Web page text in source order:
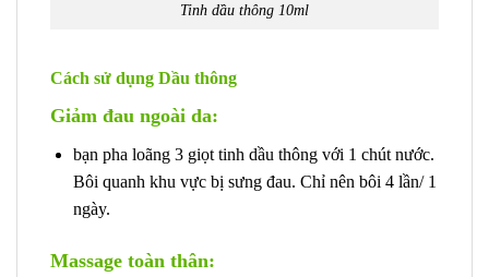
Tinh dầu thông 10ml
Cách sử dụng Dầu thông
Giảm đau ngoài da:
bạn pha loãng 3 giọt tinh dầu thông với 1 chút nước.
Bôi quanh khu vực bị sưng đau. Chỉ nên bôi 4 lần/ 1
ngày.
Massage toàn thân: